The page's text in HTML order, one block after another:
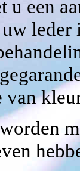
u een
van